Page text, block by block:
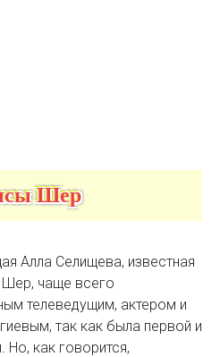
Шер
Алла Селищева, известная
чаще всего
телеведущим, актером и
так как была первой и
Но, как говорится,